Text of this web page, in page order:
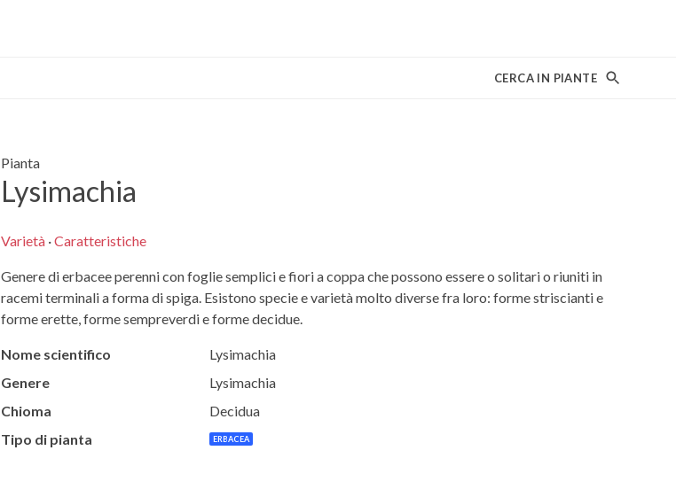
CERCA IN PIANTE
Pianta
Lysimachia
Varietà·Caratteristiche
Genere di erbacee perenni con foglie semplici e fiori a coppa che possono essere o solitari o riuniti in
racemi terminali a forma di spiga. Esistono specie e varietà molto diverse fra loro: forme striscianti e
forme erette, forme sempreverdi e forme decidue.
Nome scientifico
Lysimachia
Genere
Lysimachia
Chioma
Decidua
Tipo di pianta
ERBACEA